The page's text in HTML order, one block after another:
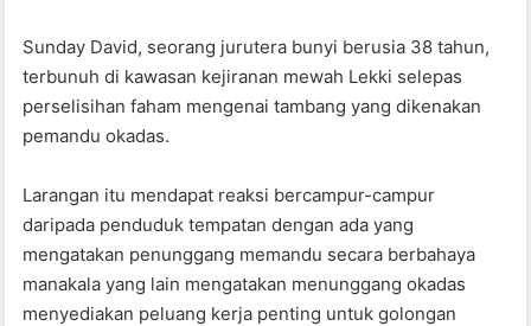
Sunday David, seorang jurutera bunyi berusia 38 tahun,
terbunuh di kawasan kejiranan mewah Lekki selepas
perselisihan faham mengenai tambang yang dikenakan
pemandu okadas.
Larangan itu mendapat reaksi bercampur-campur
daripada penduduk tempatan dengan ada yang
mengatakan penunggang memandu secara berbahaya
manakala yang lain mengatakan menunggang okadas
menyediakan peluang kerja penting untuk golongan